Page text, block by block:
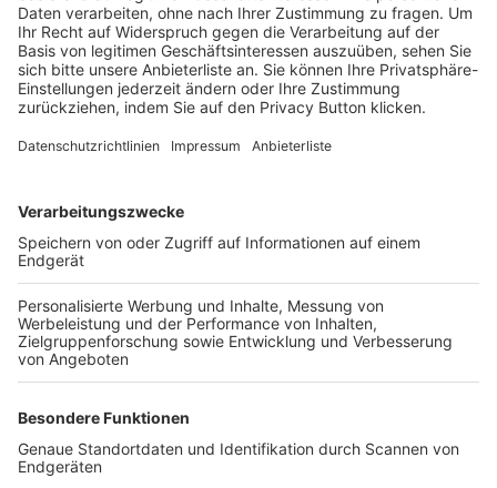
Trainerbörse
Login SpielPlus
FOLGE DEM BFV
TOP-VEREINE
TOP-PARTNER